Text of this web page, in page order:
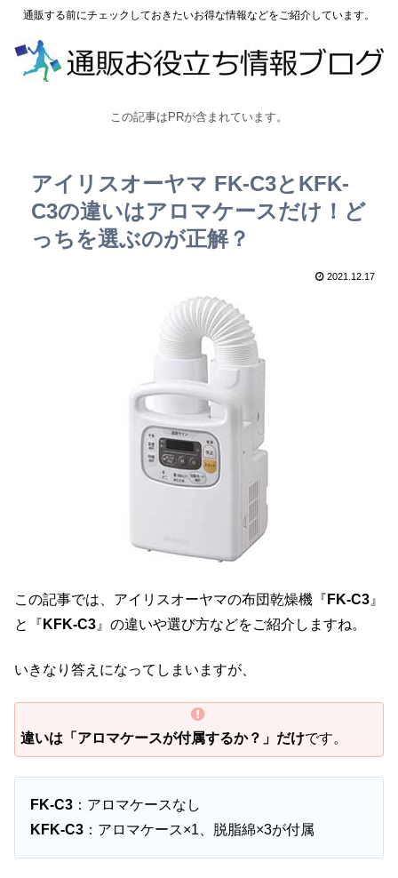
通販する前にチェックしておきたいお得な情報などをご紹介しています。
この記事はPRが含まれています。
アイリスオーヤマ FK-C3とKFK-
C3の違いはアロマケースだけ！ど
っちを選ぶのが正解？
2021.12.17
この記事では、アイリスオーヤマの布団乾燥機『 FK-C3 』
と『 KFK-C3 』の違いや選び方などをご紹介しますね。
いきなり答えになってしまいますが、
違いは「アロマケースが付属するか？」だけです。
FK-C3 ：アロマケースなし
KFK-C3 ：アロマケース×1、脱脂綿×3が付属